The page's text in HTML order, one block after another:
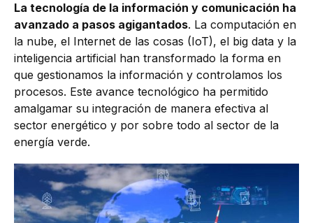
La tecnología de la información y comunicación ha
avanzado a pasos agigantados. La computación en
la nube, el Internet de las cosas (IoT), el big data y la
inteligencia artificial han transformado la forma en
que gestionamos la información y controlamos los
procesos. Este avance tecnológico ha permitido
amalgamar su integración de manera efectiva al
sector energético y por sobre todo al sector de la
energía verde.